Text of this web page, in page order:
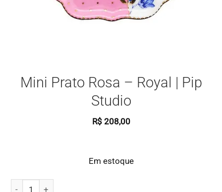
Mini Prato Rosa – Royal | Pip
Studio
R$208,00
Em estoque